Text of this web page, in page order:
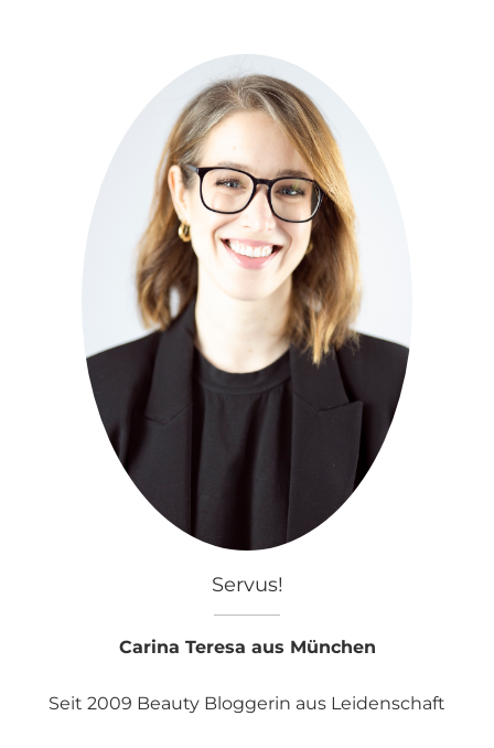
Servus!
Carina Teresa aus München
Seit 2009 Beauty Bloggerin aus Leidenschaft